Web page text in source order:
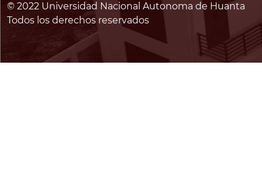
© 2022 Universidad Nacional Autonoma de Huanta
Todos los derechos reservados